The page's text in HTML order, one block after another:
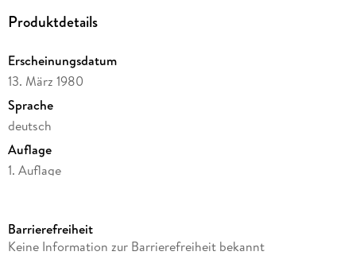
Produktdetails
Erscheinungsdatum
13. März 1980
Sprache
deutsch
Auflage
1. Auflage
Reihe
Barrierefreiheit
Keine Information zur Barrierefreiheit bekannt